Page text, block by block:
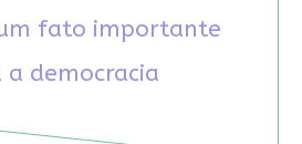
fato importante
a democracia